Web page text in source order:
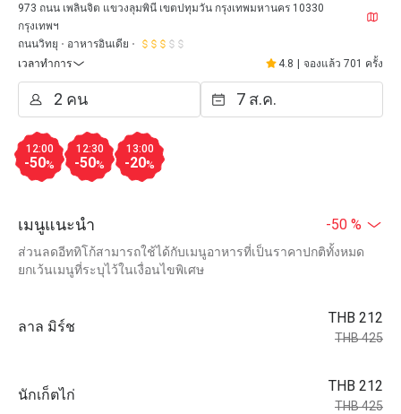
973 ถนน เพลินจิต แขวงลุมพินี เขตปทุมวัน กรุงเทพมหานคร 10330
กรุงเทพฯ
ถนนวิทยุ
อาหารอินเดีย
เวลาทำการ
4.8 จองแล้ว 701 ครั้ง
12:00
-50%
12:30
-50%
13:00
-20%
เมนูแนะนำ -50 %
ส่วนลดอีททิโก้สามารถใช้ได้กับเมนูอาหารที่เป็นราคาปกติทั้งหมด
ยกเว้นเมนูที่ระบุไว้ในเงื่อนไขพิเศษ
ลาล มิร์ช
THB 212
THB 425
นักเก็ตไก่
THB 212
THB 425